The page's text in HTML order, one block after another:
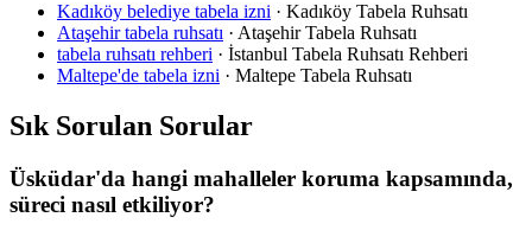
Kadıköy belediye tabela izni · Kadıköy Tabela Ruhsatı
Ataşehir tabela ruhsatı · Ataşehir Tabela Ruhsatı
tabela ruhsatı rehberi · İstanbul Tabela Ruhsatı Rehberi
Maltepe'de tabela izni · Maltepe Tabela Ruhsatı
Sık Sorulan Sorular
Üsküdar'da hangi mahalleler koruma kapsamında,
süreci nasıl etkiliyor?